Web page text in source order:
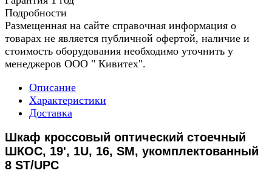
Подробности
Размещенная на сайте справочная информация о
товарах не является публичной офертой, наличие и
стоимость оборудования необходимо уточнить у
менеджеров ООО " Кивитех".
Описание
Характеристики
Доставка
Шкаф кроссовый оптический стоечный
ШКОС, 19', 1U, 16, SM, укомплектованный
8 ST/UPC